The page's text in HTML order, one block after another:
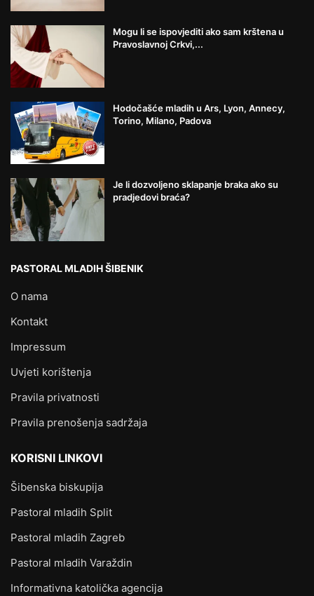
Mogu li se ispovjediti ako sam krštena u
Pravoslavnoj Crkvi,...
Hodočašće mladih u Ars, Lyon, Annecy,
Torino, Milano, Padova
Je li dozvoljeno sklapanje braka ako su
pradjedovi braća?
PASTORAL MLADIH ŠIBENIK
O nama
Kontakt
Impressum
Uvjeti korištenja
Pravila privatnosti
Pravila prenošenja sadržaja
KORISNI LINKOVI
Šibenska biskupija
Pastoral mladih Split
Pastoral mladih Zagreb
Pastoral mladih Varaždin
Informativna katolička agencija